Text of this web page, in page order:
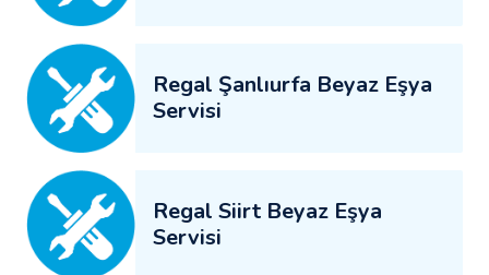
Regal Şanlıurfa Beyaz Eşya
Servisi
Regal Siirt Beyaz Eşya
Servisi